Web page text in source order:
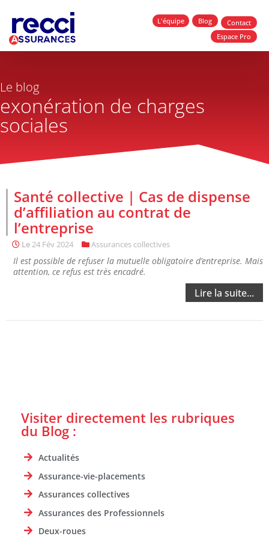
L'équipe Blog
Contact
Espace Pro
Le blog
exonération de charges
sociales
Santé collective | Cas de dispense
d’affiliation au contrat de
l’entreprise
Le24 Fév 2024 Assurances collectives
Il est possible de refuser la mutuelle obligatoire d’entreprise. Mais
attention, ce refus est très encadré.
Lire la suite...
Visiter directement les rubriques
du Blog :
Actualités
Assurance-vie-placements
Assurances collectives
Assurances des Professionnels
Deux-roues